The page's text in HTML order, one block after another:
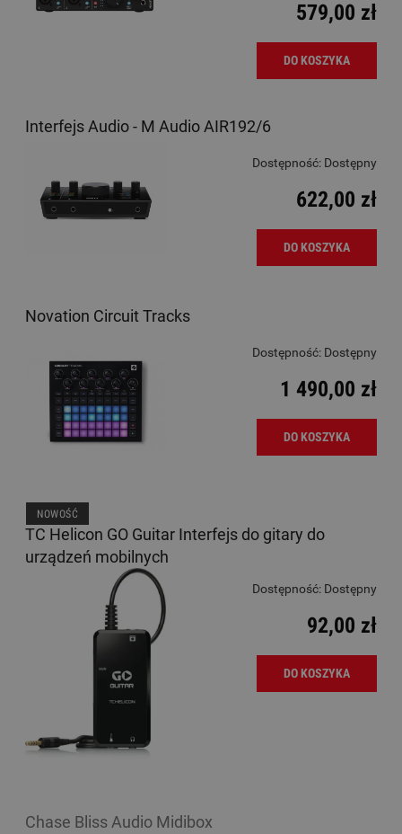
579,00 zł
DO KOSZYKA
Interfejs Audio - M Audio AIR192/6
Dostępność: Dostępny
622,00 zł
DO KOSZYKA
Novation Circuit Tracks
Dostępność: Dostępny
1 490,00 zł
DO KOSZYKA
TC Helicon GO Guitar Interfejs do gitary do
urządzeń mobilnych
Dostępność: Dostępny
92,00 zł
DO KOSZYKA
NOWOŚĆ
Chase Bliss Audio Midibox